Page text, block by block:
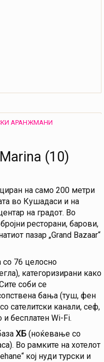
АРАНЖМАНИ
(10)
на само 200 метри
во Кушадаси и на
на градот. Во
ресторани, барови,
пазар „Grand Bazaar“
со 76 целосно
категоризирани како
соби се
бања (туш, фен
сателитски канали, сеф,
и бесплатен Wi-Fi.
ХБ (ноќевање со
Во рамките на хотелот
кој нуди турски и